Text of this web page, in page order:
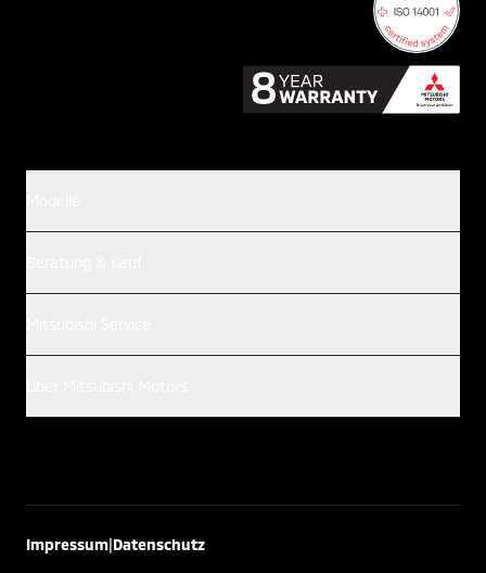
Impressum|Datenschutz